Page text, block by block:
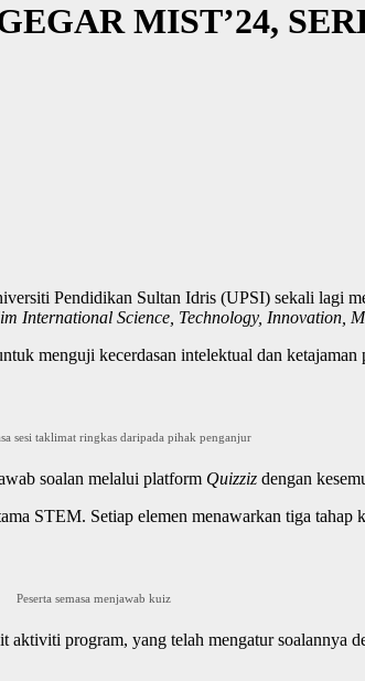
MIST’24,
Pendidikan Sultan Idris (UPSI) sekali lagi
International Science, Technology, Innovation,
menguji kecerdasan intelektual dan
sesi taklimat ringkas daripada pihak penganjur
soalan melalui platform Quizziz dengan
STEM. Setiap elemen menawarkan tiga tahap
Peserta semasa menjawab kuiz
program, yang telah mengatur soalannya